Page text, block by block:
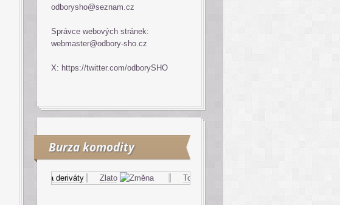
odborysho@seznam.cz
Správce webových stránek:
webmaster@odbory-sho.cz
X: https://twitter.com/odborySHO
Burza komodity
Komodity a deriváty Zlato Topný olej